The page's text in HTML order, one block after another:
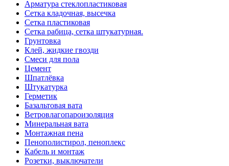
Арматура стеклопластиковая
Сетка кладочная, высечка
Сетка пластиковая
Сетка рабица, сетка штукатурная.
Грунтовка
Клей, жидкие гвозди
Смеси для пола
Цемент
Шпатлёвка
Штукатурка
Герметик
Базальтовая вата
Ветровлагопароизоляция
Минеральная вата
Монтажная пена
Пенополистирол, пеноплекс
Кабель и монтаж
Розетки, выключатели